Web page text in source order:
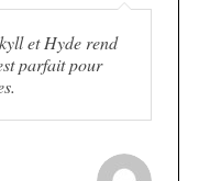
et Hyde rend
parfait pour